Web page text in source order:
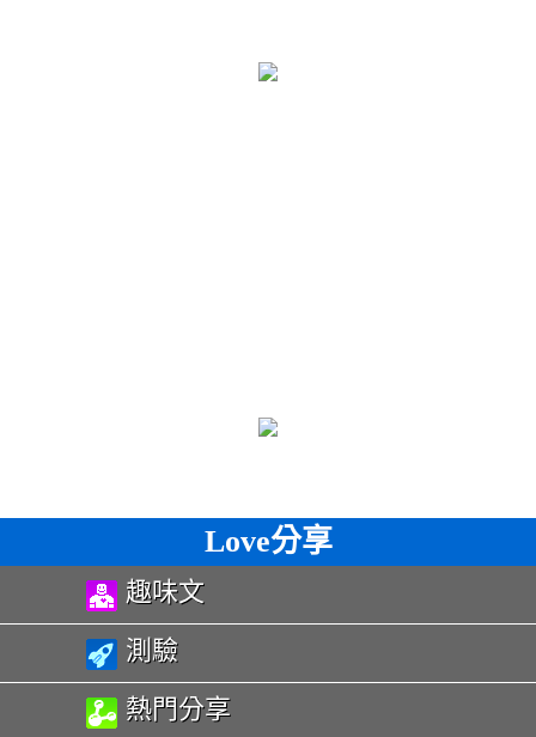
Love分享
趣味文
測驗
熱門分享